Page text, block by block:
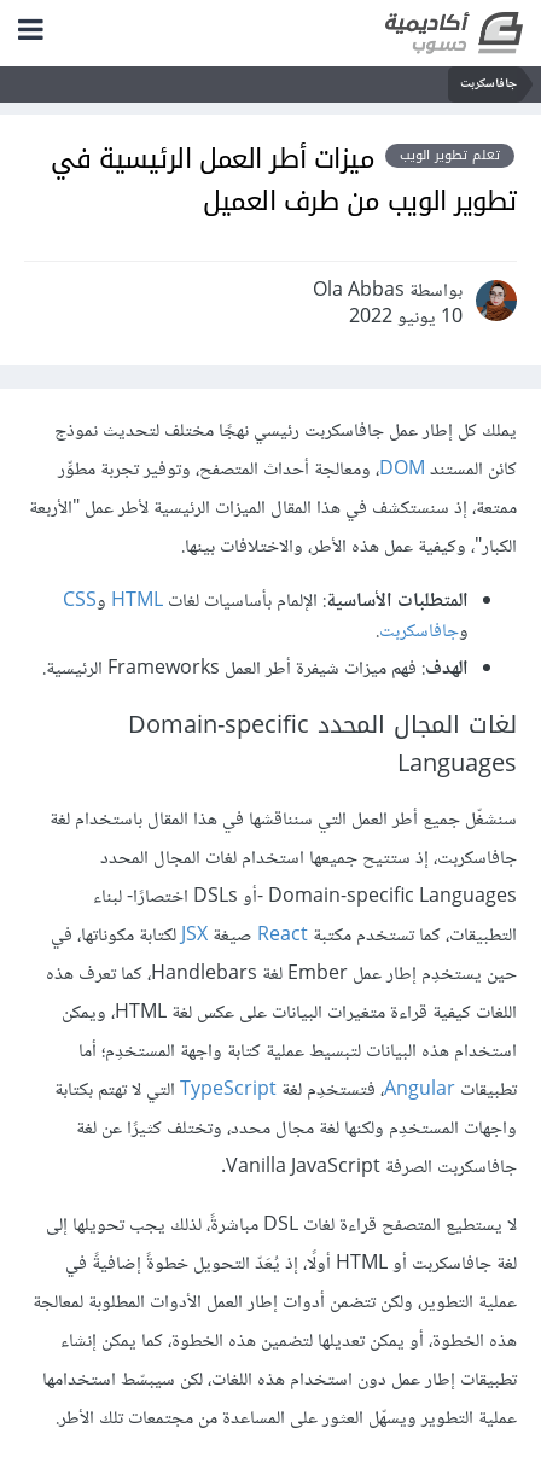
جافاسكربت
تعلم تطوير الويب
ميزات أطر العمل الرئيسية في
تطوير الويب من طرف العميل
بواسطة Ola Abbas
10 يونيو 2022
يملك كل إطار عمل جافاسكربت رئيسي نهجًا مختلف لتحديث نموذج
كائن المستندDOM، ومعالجة أحداث المتصفح، وتوفير تجربة مطوِّر
ممتعة، إذ سنستكشف في هذا المقال الميزات الرئيسية لأطر عمل "الأربعة
الكبار"، وكيفية عمل هذه الأطر، والاختلافات بينها.
المتطلبات الأساسية: الإلمام بأساسيات لغاتHTML وCSS
وجافاسكربت.
الهدف: فهم ميزات شيفرة أطر العمل Frameworks الرئيسية.
لغات المجال المحدد Domain-specific
Languages
سنشغّل جميع أطر العمل التي سنناقشها في هذا المقال باستخدام لغة
جافاسكربت، إذ ستتيح جميعها استخدام لغات المجال المحدد
Domain-specific Languages -أو DSLs اختصارًا- لبناء
التطبيقات، كما تستخدم مكتبةReact صيغةJSXلكتابة مكوناتها، في
حين يستخدِم إطار عمل Ember لغة Handlebars، كما تعرف هذه
اللغات كيفية قراءة متغيرات البيانات على عكس لغة HTML، ويمكن
استخدام هذه البيانات لتبسيط عملية كتابة واجهة المستخدِم؛ أما
تطبيقاتAngular، فتستخدِم لغةTypeScriptالتي لا تهتم بكتابة
واجهات المستخدِم ولكنها لغة مجال محدد، وتختلف كثيرًا عن لغة
جافاسكربت الصرفة Vanilla JavaScript.
لا يستطيع المتصفح قراءة لغات DSL مباشرةً، لذلك يجب تحويلها إلى
لغة جافاسكربت أو HTML أولًا، إذ يُعَدّ التحويل خطوةً إضافيةً في
عملية التطوير، ولكن تتضمن أدوات إطار العمل الأدوات المطلوبة لمعالجة
هذه الخطوة، أو يمكن تعديلها لتضمين هذه الخطوة، كما يمكن إنشاء
تطبيقات إطار عمل دون استخدام هذه اللغات، لكن سيبسّط استخدامها
عملية التطوير ويسهّل العثور على المساعدة من مجتمعات تلك الأطر.